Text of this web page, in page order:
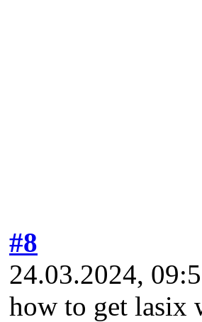
#8
24.03.2024,
how to get lasix